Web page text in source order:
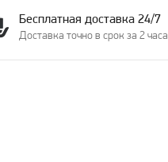
Бесплатная доставка 24/7
Доставка точно в срок за 2 часа